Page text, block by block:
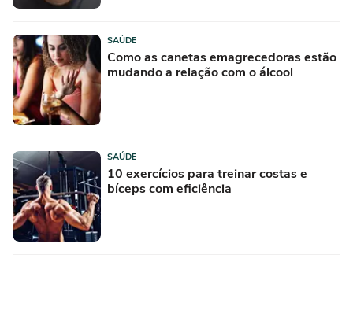
SAÚDE
Como as canetas emagrecedoras estão
mudando a relação com o álcool
SAÚDE
10 exercícios para treinar costas e
bíceps com eficiência